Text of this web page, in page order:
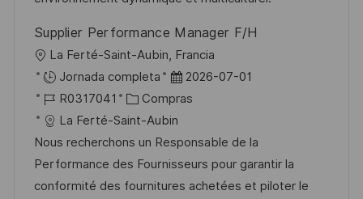
b
l
i
c
a
c
i
ó
o
Supplier Performance Manager F/H
U
b
c
a
c
i
La Ferté-Saint-Aubin, Francia
Jornada completa
F
e
c
h
a
d
2026-07-01
I
D
d
e
e
R0317041
C
a
t
e
g
Compras
La Ferté-Saint-Aubin
Nous recherchons un Responsable de la
Performance des Fournisseurs pour garantir la
conformité des fournitures achetées et piloter le